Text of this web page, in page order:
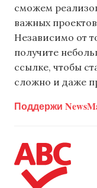
сможем
важных
Независимо от
получите
ссылке, чтобы
сложно и даже
Поддержи